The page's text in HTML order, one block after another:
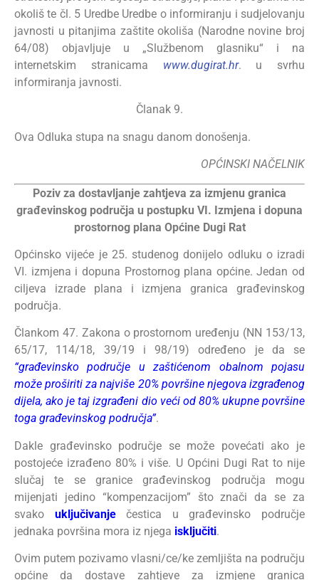
okoliš te čl. 5 Uredbe Uredbe o informiranju i sudjelovanju
javnosti u pitanjima zaštite okoliša (Narodne novine broj
64/08) objavljuje u „Službenom glasniku“ i na
internetskim stranicama www.dugirat.hr. u svrhu
informiranja javnosti.
Članak 9.
Ova Odluka stupa na snagu danom donošenja.
OPĆINSKI NAČELNIK
Poziv za dostavljanje zahtjeva za izmjenu granica
građevinskog područja u postupku VI. Izmjena i dopuna
prostornog plana Općine Dugi Rat
Općinsko vijeće je 25. studenog donijelo odluku o izradi
VI. izmjena i dopuna Prostornog plana općine. Jedan od
ciljeva izrade plana i izmjena granica građevinskog
područja.
Člankom 47. Zakona o prostornom uređenju (NN 153/13,
65/17, 114/18, 39/19 i 98/19) određeno je da se
“građevinsko područje u zaštićenom obalnom pojasu
može proširiti za najviše 20% površine njegova izgrađenog
dijela, ako je taj izgrađeni dio veći od 80% ukupne površine
toga građevinskog područja”.
Dakle građevinsko područje se može povećati ako je
postojeće izrađeno 80% i više. U Općini Dugi Rat to nije
slučaj te se granice građevinskog područja mogu
mijenjati jedino “kompenzacijom” što znači da se za
svako uključivanje
čestica u građevinsko područje
jednaka površina mora iz njega isključiti.
Ovim putem pozivamo vlasni/ce/ke zemljišta na području
općine da dostave zahtjeve za izmjene granica